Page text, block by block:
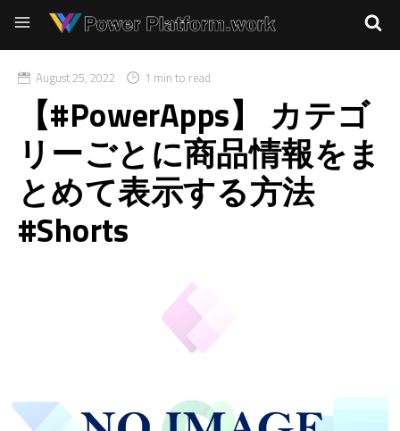
August 25, 2022 1 min to read
【#PowerApps】 カテゴ
リーごとに商品情報をま
とめて表示する方法
#Shorts